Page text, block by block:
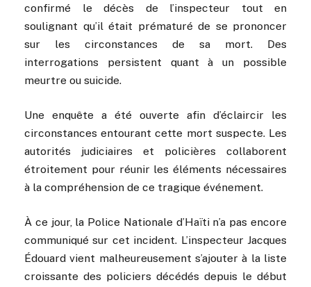
confirmé le décès de l’inspecteur tout en
soulignant qu’il était prématuré de se prononcer
sur les circonstances de sa mort. Des
interrogations persistent quant à un possible
meurtre ou suicide.
Une enquête a été ouverte afin d’éclaircir les
circonstances entourant cette mort suspecte. Les
autorités judiciaires et policières collaborent
étroitement pour réunir les éléments nécessaires
à la compréhension de ce tragique événement.
À ce jour, la Police Nationale d’Haïti n’a pas encore
communiqué sur cet incident. L’inspecteur Jacques
Édouard vient malheureusement s’ajouter à la liste
croissante des policiers décédés depuis le début